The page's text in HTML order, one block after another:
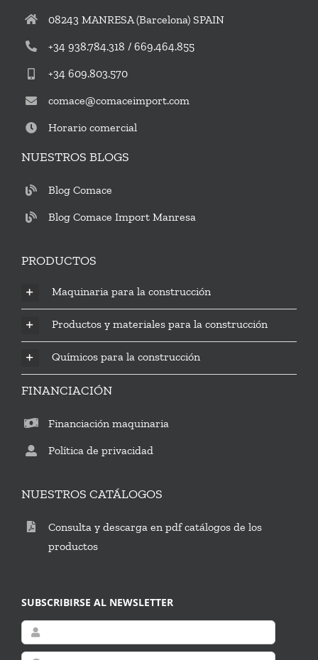
08243 MANRESA (Barcelona) SPAIN
+34 938.784.318 / 669.464.855
+34 609.803.570
comace@comaceimport.com
Horario comercial
NUESTROS BLOGS
Blog Comace
Blog Comace Import Manresa
PRODUCTOS
Maquinaria para la construcción
Productos y materiales para la construcción
Químicos para la construcción
FINANCIACIÓN
Financiación maquinaria
Política de privacidad
NUESTROS CATÁLOGOS
Consulta y descarga en pdf catálogos de los
productos
SUBSCRIBIRSE AL NEWSLETTER